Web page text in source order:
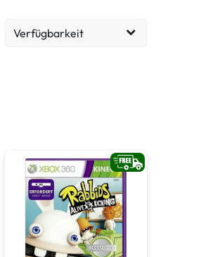
Verfügbarkeit